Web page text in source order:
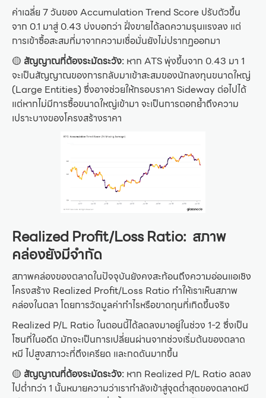
ค่าเฉลี่ย 7 วันของ Accumulation Trend Score ปรับตัวขึ้น
จาก 0.1 มาสู่ 0.43 บ่งบอกว่า ฝั่งขายได้ลดความรุนแรงลง แต่
การเข้าซื้อสะสมที่มาจากความเชื่อมั่นยังไม่ปรากฏออกมา
🟡 สัญญาณที่ต้องระมัดระวัง: หาก ATS พุ่งขึ้นจาก 0.43 มา 1
จะเป็นสัญญาณของการกลับมาเข้าสะสมของนักลงทุนขนาดใหญ่
(Large Entities) ซึ่งอาจช่วยให้กรอบราคา Sideway ต่อไปได้
แต่หากไม่มีการซื้อขนาดใหญ่เข้ามา จะเป็นการตอกย้ำถึงความ
เปราะบางของโครงสร้างราคา
Realized Profit/Loss Ratio: สภาพ
คล่องยังมีจำกัด
สภาพคล่องของตลาดในปัจจุบันยังคงสะท้อนถึงความอ่อนแอเชิง
โครงสร้าง Realized Profit/Loss Ratio ทำให้เราเห็นสภาพ
คล่องในตลา โดยการวัดมูลค่ากำไรหรือขาดทุนที่เกิดขึ้นจริง
Realized P/L Ratio ในตอนนี้ได้ลดลงมาอยู่ในช่วง 1-2 ซึ่งเป็น
โซนที่ในอดีต มักจะเป็นการเปลี่ยนผ่านจากช่วงเริ่มต้นของตลาด
หมี ไปสูงสภาวะที่ตึงเครียด และกดดันมากขึ้น
🟡 สัญญาณที่ต้องระมัดระวัง: หาก Realized P/L Ratio ลดลง
ไปต่ำกว่า 1 นั้นหมายความว่าเรากำลังเข้าสู่จุดต่ำสุดของตลาดหมี